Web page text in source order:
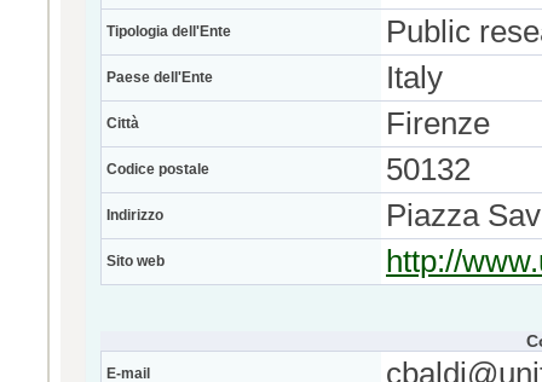
Tipologia dell'Ente Public
Paese dell'Ente Italy
Città Firenze
Codice postale 50132
Indirizzo Piazza
Sito web http://
E-mail